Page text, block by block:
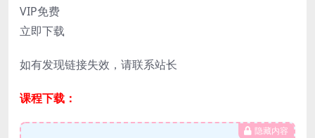
VIP免费
立即下载
如有发现链接失效，请联系站长
课程下载：
隐藏内容